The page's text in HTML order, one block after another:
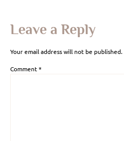
Leave a Reply
Your email address will not be published.
Comment*